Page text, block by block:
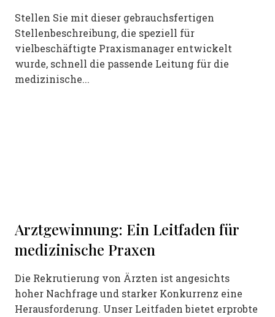
Stellen Sie mit dieser gebrauchsfertigen
Stellenbeschreibung, die speziell für
vielbeschäftigte Praxismanager entwickelt
wurde, schnell die passende Leitung für die
medizinische...
Arztgewinnung: Ein Leitfaden für
medizinische Praxen
Die Rekrutierung von Ärzten ist angesichts
hoher Nachfrage und starker Konkurrenz eine
Herausforderung. Unser Leitfaden bietet erprobte